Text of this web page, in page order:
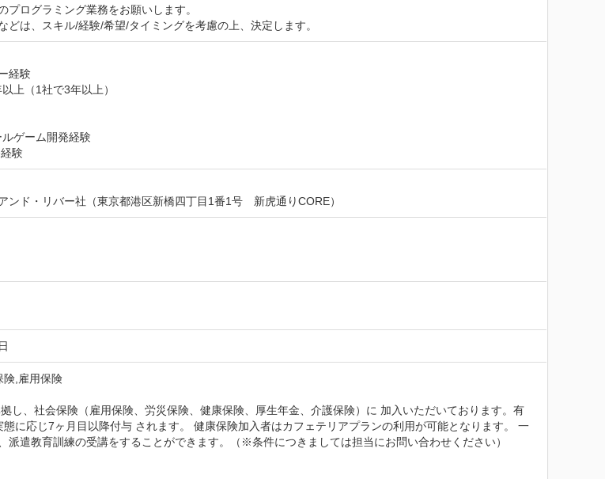
プログラミング業務をお願いします。
どは、スキル/経験/希望/タイミングを考慮の上、決定します。
経験
上（1社で3年以上）
ゲーム開発経験
験
ンド・リバー社（東京都港区新橋四丁目1番1号　新虎通りCORE）
険,雇用保険
し、社会保険（雇用保険、労災保険、健康保険、厚生年金、介護保険）に 加入いただいております。有
に応じ7ヶ月目以降付与 されます。 健康保険加入者はカフェテリアプランの利用が可能となります。 一
派遣教育訓練の受講をすることができます。（※条件につきましては担当にお問い合わせください）